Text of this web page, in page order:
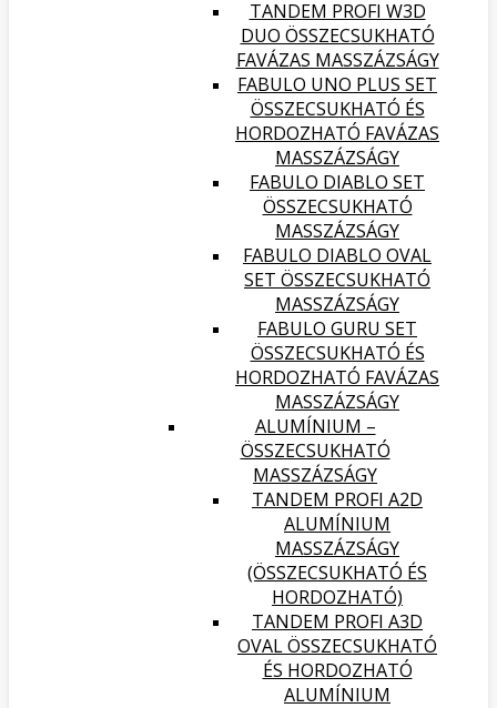
TANDEM PROFI W3D
DUO ÖSSZECSUKHATÓ
FAVÁZAS MASSZÁZSÁGY
FABULO UNO PLUS SET
ÖSSZECSUKHATÓ ÉS
HORDOZHATÓ FAVÁZAS
MASSZÁZSÁGY
FABULO DIABLO SET
ÖSSZECSUKHATÓ
MASSZÁZSÁGY
FABULO DIABLO OVAL
SET ÖSSZECSUKHATÓ
MASSZÁZSÁGY
FABULO GURU SET
ÖSSZECSUKHATÓ ÉS
HORDOZHATÓ FAVÁZAS
MASSZÁZSÁGY
ALUMÍNIUM –
ÖSSZECSUKHATÓ
MASSZÁZSÁGY
TANDEM PROFI A2D
ALUMÍNIUM
MASSZÁZSÁGY
(ÖSSZECSUKHATÓ ÉS
HORDOZHATÓ)
TANDEM PROFI A3D
OVAL ÖSSZECSUKHATÓ
ÉS HORDOZHATÓ
ALUMÍNIUM